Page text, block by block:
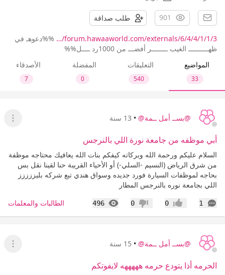
901 طلب صداقة
forum.hawaaworld.com/externals/6/4/4/1/1/3/…
%%دعوهـ في
ظهــــــــــ الغيب ــــــــر أفضـــ من 1000رد ــــل%%
المواضيع
33
التعليقات
540
المفضلة
0
الأصدقاء
7
@بســ أمل ــمة@ • 13 سنة
عرض
أبي موظفه من جامعة نورة اللي بالنرجس
السلام عليكم ورحمة الله وبركاته كيفكم بنات الله يعافيك محتاجه موظفة
من شرق الرياض (النسيم -السلي-) أو الأحياء القريبة حنا لقينا نقل بس
بحاجه لموظفات السيارة فورد جديده وسواق هندي تبع شركه بليززززز
اللي بجامعة نوره بالنرجس المطار
1
التعليقات إعجاب0 عدم إعجاب
0
496
المشاهدات الطالبات والمعلمات
@بســ أمل ــمة@ • 15 سنة
عرض
الحرمه أذا يتودع حرمه هههههه لايفوتكم